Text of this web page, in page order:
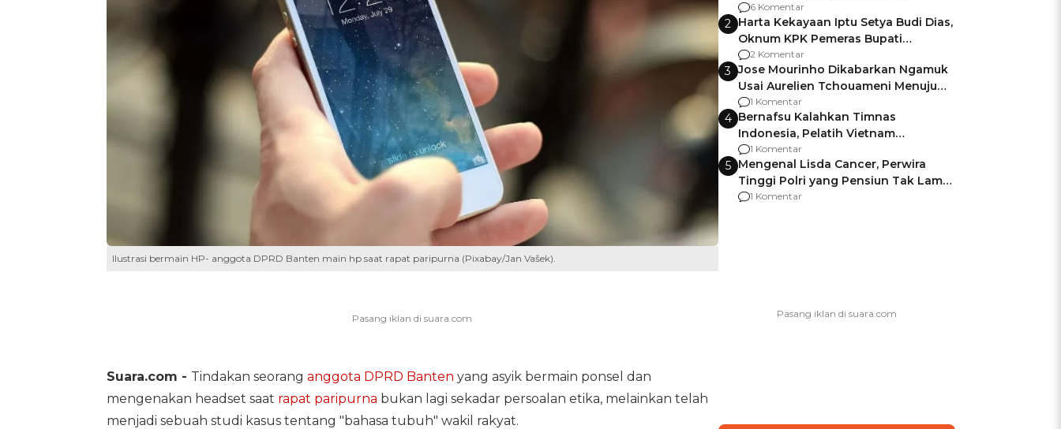
Ilustrasi bermain HP- anggota DPRD Banten main hp saat rapat paripurna (Pixabay/Jan Vašek).
Suara.com - Tindakan seorang anggota DPRD Banten yang asyik bermain ponsel dan
mengenakan headset saat rapat paripurna bukan lagi sekadar persoalan etika, melainkan telah
menjadi sebuah studi kasus tentang "bahasa tubuh" wakil rakyat.
Gagalnya Negara Jamin Keamanan
6 Komentar
2 Harta Kekayaan Iptu Setya Budi Dias,
Oknum KPK Pemeras Bupati
Pemalang
2 Komentar
3 Jose Mourinho Dikabarkan Ngamuk
Usai Aurelien Tchouameni Menuju
Manchester United
1 Komentar
4 Bernafsu Kalahkan Timnas
Indonesia, Pelatih Vietnam
Berencana Pakai Jimat di Pakansari
1 Komentar
5 Mengenal Lisda Cancer, Perwira
Tinggi Polri yang Pensiun Tak Lama
Usai Jadi Brigjen
1 Komentar